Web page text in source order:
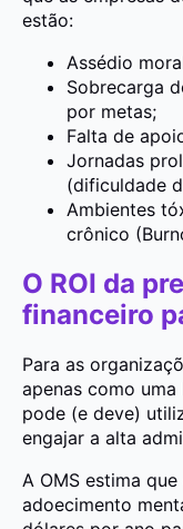
estão:
Assédio
Sobrecarga
por metas;
Falta de
Jornadas
(dificuldade
Ambientes
crônico
O ROI da
financeiro
Para as
apenas como
pode (e deve)
engajar a alta
A OMS estima
adoecimento